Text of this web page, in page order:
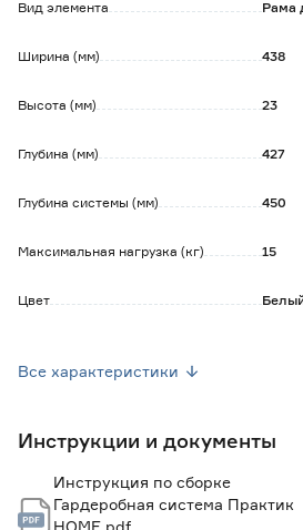
Вид элемента Рама
Ширина (мм) 438
Высота (мм) 23
Глубина (мм) 427
Глубина системы (мм) 450
Максимальная нагрузка (кг) 15
Цвет
Страна производства Россия
Вес брутто (кг)
Все характеристики
Инструкции и документы
Инструкция по сборке
Гардеробная система Практик
HOME.pdf